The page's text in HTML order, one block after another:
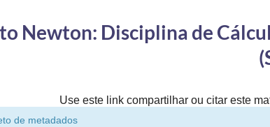
Newton: Disciplina de
Use este link compartilhar ou citar este
de metadados